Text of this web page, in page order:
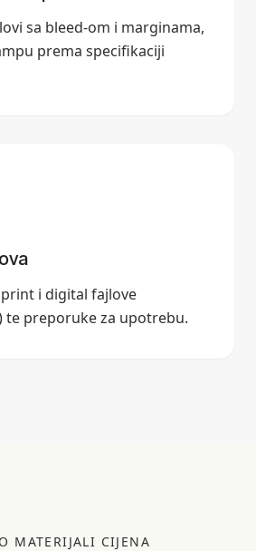
sa bleed-om i marginama,
prema specifikaciji
i digital fajlove
te preporuke za upotrebu.
MATERIJALI CIJENA